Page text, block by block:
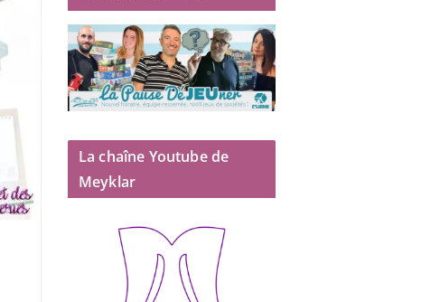
La chaîne Youtube de
Meyklar